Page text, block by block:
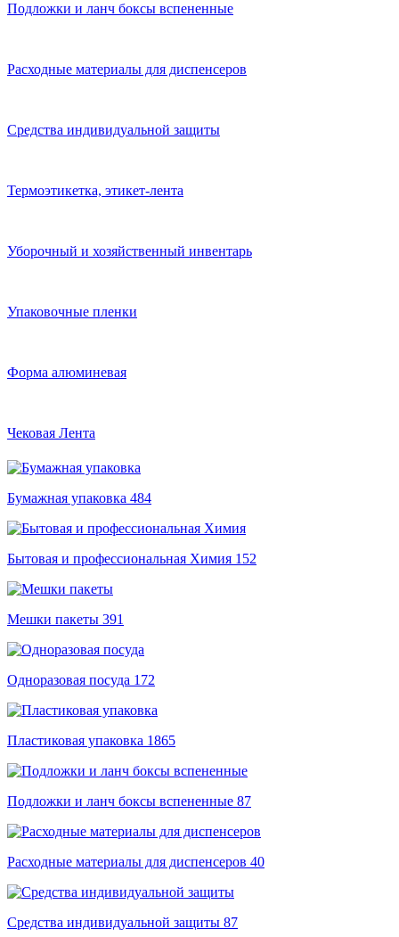
Подложки и ланч боксы вспененные
Расходные материалы для диспенсеров
Средства индивидуальной защиты
Термоэтикетка, этикет-лента
Уборочный и хозяйственный инвентарь
Упаковочные пленки
Форма алюминевая
Чековая Лента
Бумажная упаковка 484
Бытовая и профессиональная Химия 152
Мешки пакеты 391
Одноразовая посуда 172
Пластиковая упаковка 1865
Подложки и ланч боксы вспененные 87
Расходные материалы для диспенсеров 40
Средства индивидуальной защиты 87